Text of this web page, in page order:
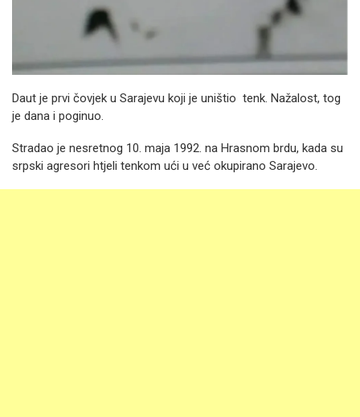
Daut je prvi čovjek u Sarajevu koji je uništio tenk. Nažalost, tog
je dana i poginuo.
Stradao je nesretnog 10. maja 1992. na Hrasnom brdu, kada su
srpski agresori htjeli tenkom ući u već okupirano Sarajevo.